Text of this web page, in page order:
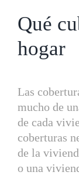
Qué
hogar
Las
mucho de
de cada
coberturas
de la
o una